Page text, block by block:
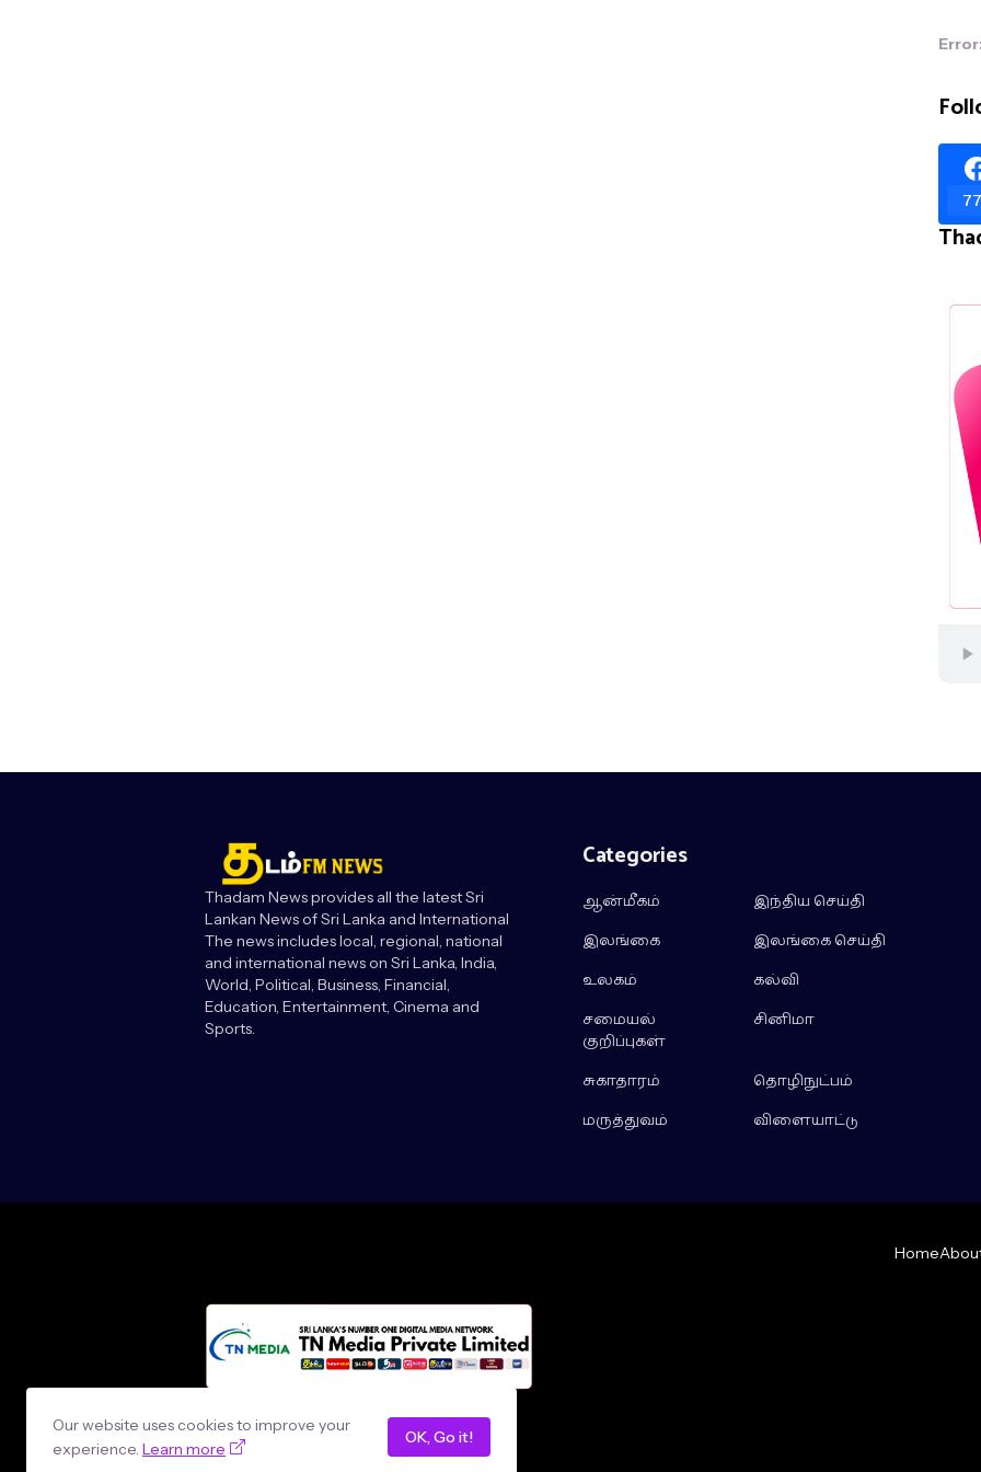
Thadam News provides all the latest Sri
Lankan News of Sri Lanka and International
The news includes local, regional, national
and international news on Sri Lanka, India,
World, Political, Business, Financial,
Education, Entertainment, Cinema and
Sports.
Categories
ஆன்மீகம்
இந்திய செய்தி
இலங்கை
இலங்கை செய்தி
உலகம்
கல்வி
சமையல்
குறிப்புகள்
சினிமா
சுகாதாரம்
தொழிநுட்பம்
மருத்துவம்
விளையாட்டு
Design by - loncey tech
Home
Our website uses cookies to improve your
experience. Learn more
OK, Go it!